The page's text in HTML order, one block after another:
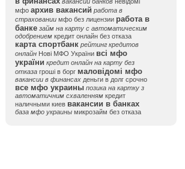
мфо архив вакансий работа в
страховании мфо без лицензии работа в
банке займ на карту с автоматическим
одобрением кредит онлайн без отказа
карта спортбанк рейтинг кредитов
онлайн Нові МФО України всі мфо
україни кредит онлайн на карту без
отказа гроші в борг маловідомі мфо
вакансии в финансах деньги в долг срочно
все мфо украины позика на картку з
автоматичним схваленням кредит
наличными киев вакансии в банках
база мфо украины микрозайм без отказа